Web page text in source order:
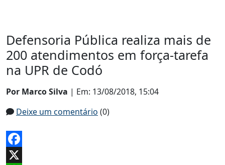
Defensoria Pública realiza mais de
200 atendimentos em força-tarefa
na UPR de Codó
Por Marco Silva | Em: 13/08/2018, 15:04
Deixe um comentário (0)
Facebook